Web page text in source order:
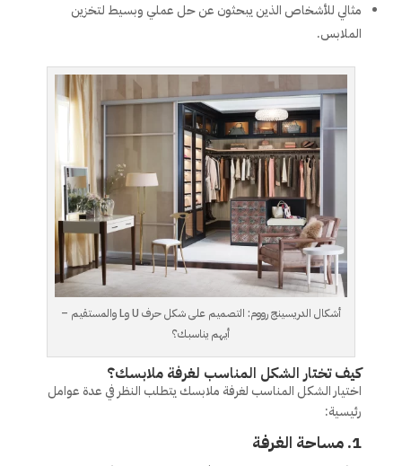
مثالي للأشخاص الذين يبحثون عن حل عملي وبسيط لتخزين
الملابس.
أشكال الدريسينج رووم: التصميم على شكل حرف U وL والمستقيم –
أيهم يناسبك؟
كيف تختار الشكل المناسب لغرفة ملابسك؟
اختيار الشكل المناسب لغرفة ملابسك يتطلب النظر في عدة عوامل
رئيسية:
1. مساحة الغرفة